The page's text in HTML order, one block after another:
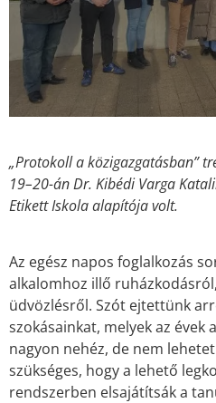
„Protokoll a közigazgatásban”
19–20-án Dr. Kibédi Varga
Etikett Iskola alapítója volt.
Az egész napos foglalkozás
alkalomhoz illő
üdvözlésről. Szót ejtettünk
szokásainkat, melyek az évek
nagyon nehéz, de nem
szükséges, hogy a lehető
rendszerben elsajátítsák a